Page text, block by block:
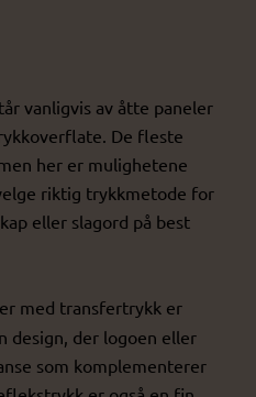
vanligvis av åtte paneler
De fleste
her er mulighetene
riktig trykkmetode for
eller slagord på best
med transfertrykk er
design, der logoen eller
som komplementerer